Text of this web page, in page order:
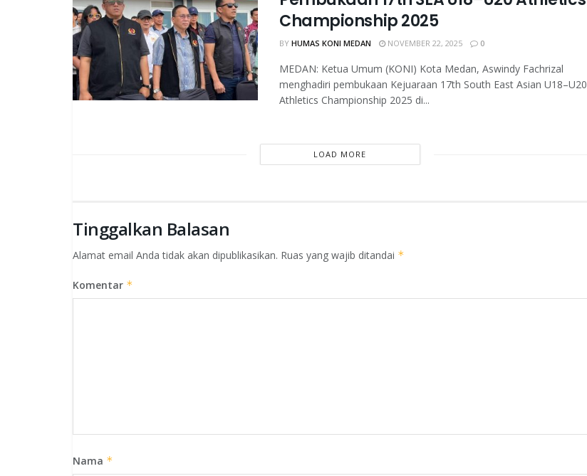
Championship 2025
BY HUMAS KONI MEDAN NOVEMBER 22, 2025 0
MEDAN: Ketua Umum (KONI) Kota Medan, Aswindy Fachrizal
menghadiri pembukaan Kejuaraan 17th South East Asian U18–U20
Athletics Championship 2025 di...
LOAD MORE
Tinggalkan Balasan
Alamat email Anda tidak akan dipublikasikan. Ruas yang wajib ditandai *
Komentar *
Nama *